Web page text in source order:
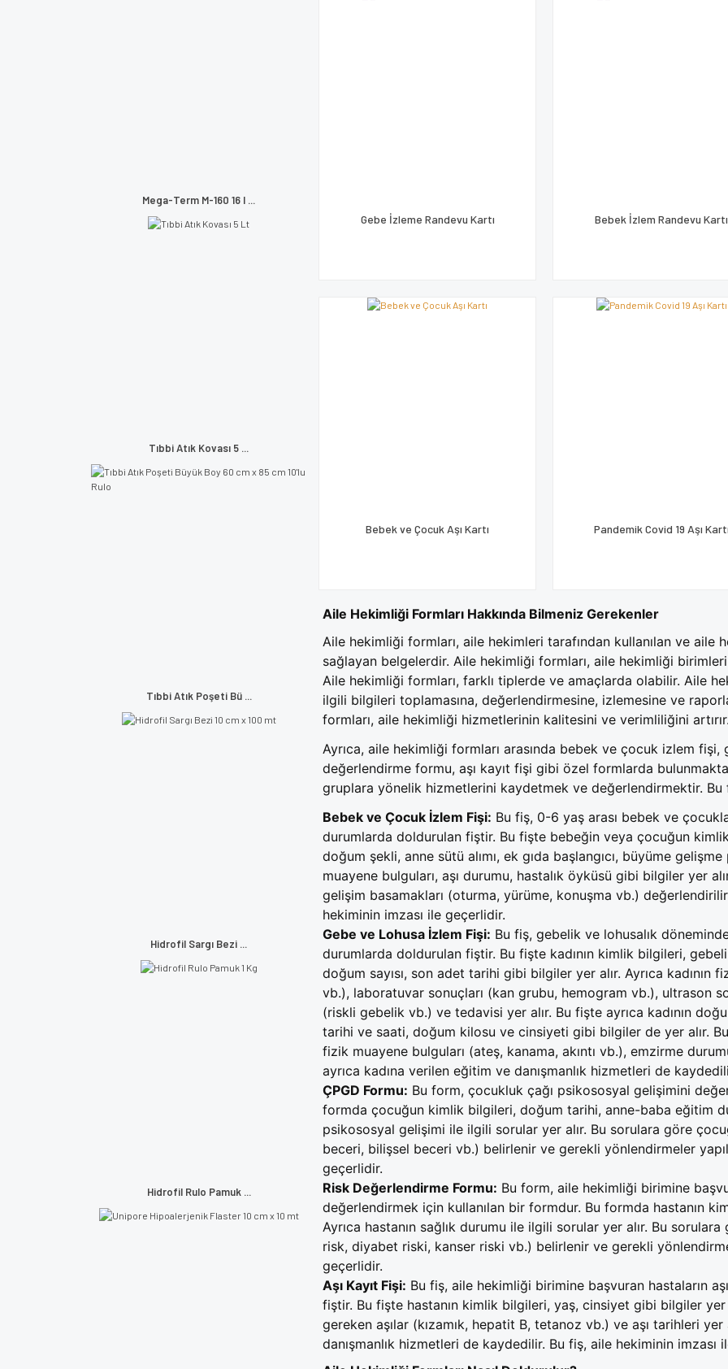
Mega-Term M-160 16 l ...
Tıbbi Atık Kovası 5 ...
Tıbbi Atık Poşeti Bü ...
Hidrofil Sargı Bezi ...
Hidrofil Rulo Pamuk ...
Gebe İzleme Randevu Kartı Bebek İzlem Randevu Kartı
Bebek ve Çocuk Aşı Kartı Pandemik Covid 19 Aşı
Aile Hekimliği Formları Hakkında Bilmeniz Gerekenler
Aile hekimliği formları, aile hekimleri tarafından kullanılan ve aile
sağlayan belgelerdir. Aile hekimliği formları, aile hekimliği
Aile hekimliği formları, farklı tiplerde ve amaçlarda olabilir. Aile
ilgili bilgileri toplamasına, değerlendirmesine, izlemesine ve
formları, aile hekimliği hizmetlerinin kalitesini ve verimliliğini
Ayrıca, aile hekimliği formları arasında bebek ve çocuk izlem
değerlendirme formu, aşı kayıt fişi gibi özel formlarda
gruplara yönelik hizmetlerini kaydetmek ve değerlendirmektir. Bu
Bebek ve Çocuk İzlem Fişi: Bu fiş, 0-6 yaş arası bebek ve
durumlarda doldurulan fiştir. Bu fişte bebeğin veya çocuğun
doğum şekli, anne sütü alımı, ek gıda başlangıcı, büyüme
muayene bulguları, aşı durumu, hastalık öyküsü gibi bilgiler yer
gelişim basamakları (oturma, yürüme, konuşma vb.)
hekiminin imzası ile geçerlidir.
Gebe ve Lohusa İzlem Fişi: Bu fiş, gebelik ve lohusalık
durumlarda doldurulan fiştir. Bu fişte kadının kimlik bilgileri,
doğum sayısı, son adet tarihi gibi bilgiler yer alır. Ayrıca kadının
vb.), laboratuvar sonuçları (kan grubu, hemogram vb.), ultrason
(riskli gebelik vb.) ve tedavisi yer alır. Bu fişte ayrıca kadının
tarihi ve saati, doğum kilosu ve cinsiyeti gibi bilgiler de yer alır.
fizik muayene bulguları (ateş, kanama, akıntı vb.), emzirme
ayrıca kadına verilen eğitim ve danışmanlık hizmetleri de
ÇPGD Formu: Bu form, çocukluk çağı psikososyal gelişimini
formda çocuğun kimlik bilgileri, doğum tarihi, anne-baba eğitim
psikososyal gelişimi ile ilgili sorular yer alır. Bu sorulara göre
beceri, bilişsel beceri vb.) belirlenir ve gerekli yönlendirmeler
geçerlidir.
Risk Değerlendirme Formu: Bu form, aile hekimliği birimine
değerlendirmek için kullanılan bir formdur. Bu formda hastanın
Ayrıca hastanın sağlık durumu ile ilgili sorular yer alır. Bu
risk, diyabet riski, kanser riski vb.) belirlenir ve gerekli
geçerlidir.
Aşı Kayıt Fişi: Bu fiş, aile hekimliği birimine başvuran hastaların
fiştir. Bu fişte hastanın kimlik bilgileri, yaş, cinsiyet gibi bilgiler yer
gereken aşılar (kızamık, hepatit B, tetanoz vb.) ve aşı tarihleri
danışmanlık hizmetleri de kaydedilir. Bu fiş, aile hekiminin imzası